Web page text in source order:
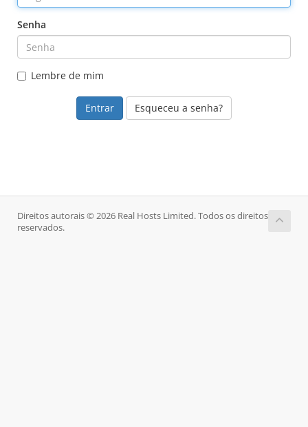
Senha
Lembre de mim
Esqueceu a senha?
Direitos autorais © 2026 Real Hosts Limited. Todos os direitos
reservados.